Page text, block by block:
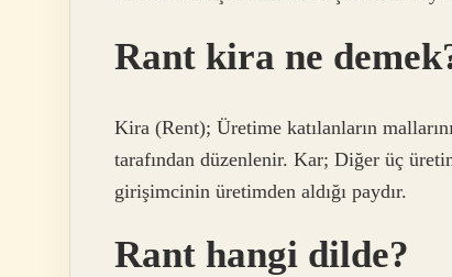
Rant kira ne
Kira (Rent); Üretime katılanların
tarafından düzenlenir. Kar; Diğer üç
girişimcinin üretimden aldığı paydır.
Rant hangi dilde?